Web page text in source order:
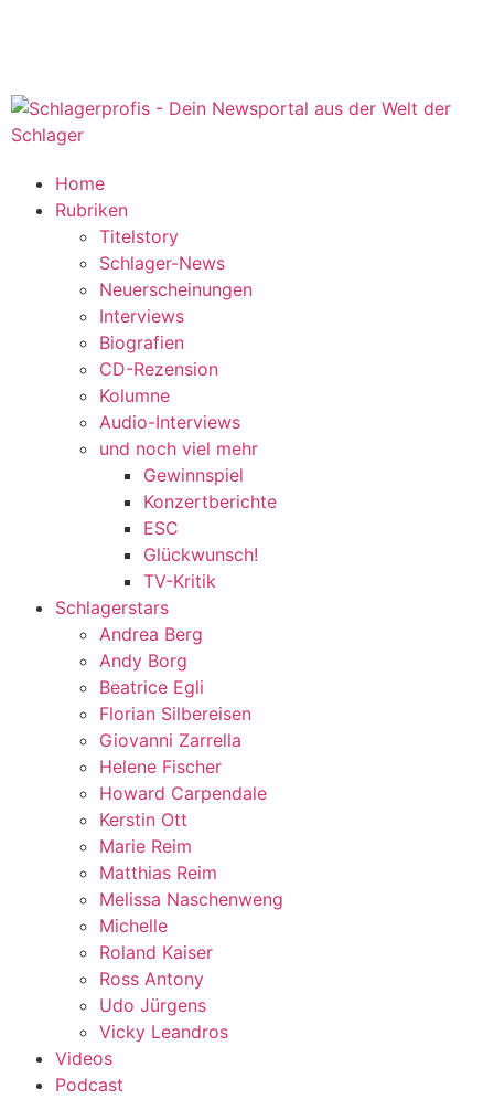
Home
Rubriken
Titelstory
Schlager-News
Neuerscheinungen
Interviews
Biografien
CD-Rezension
Kolumne
Audio-Interviews
und noch viel mehr
Gewinnspiel
Konzertberichte
ESC
Glückwunsch!
TV-Kritik
Schlagerstars
Andrea Berg
Andy Borg
Beatrice Egli
Florian Silbereisen
Giovanni Zarrella
Helene Fischer
Howard Carpendale
Kerstin Ott
Marie Reim
Matthias Reim
Melissa Naschenweng
Michelle
Roland Kaiser
Ross Antony
Udo Jürgens
Vicky Leandros
Videos
Podcast